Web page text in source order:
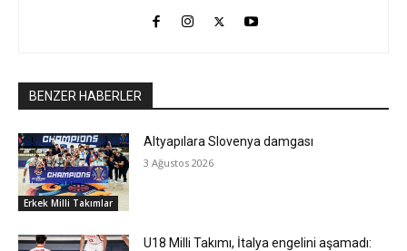
BENZER HABERLER
Erkek Milli Takımlar
Altyapılara Slovenya damgası
3 Ağustos 2026
U18 Milli Takımı, İtalya engelini aşamadı: